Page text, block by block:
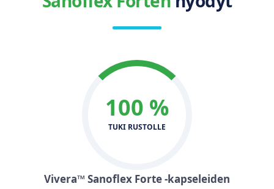
Vivera™ Sanoflex Forte -kapseleiden
100 %
TUKI RUSTOLLE